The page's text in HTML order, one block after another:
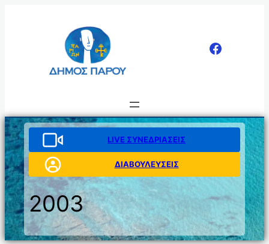
LIVE ΣΥΝΕΔΡΙΑΣΕΙΣ
ΔΙΑΒΟΥΛΕΥΣΕΙΣ
2003